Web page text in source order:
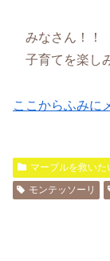
みなさん！！
子育てを楽し
ここからふみに
マーブルを救いた
モンテッソーリ